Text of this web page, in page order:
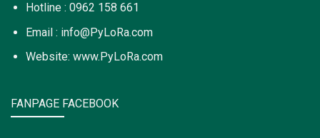
Hotline : 0962 158 661
Email : info@PyLoRa.com
Website: www.PyLoRa.com
FANPAGE FACEBOOK